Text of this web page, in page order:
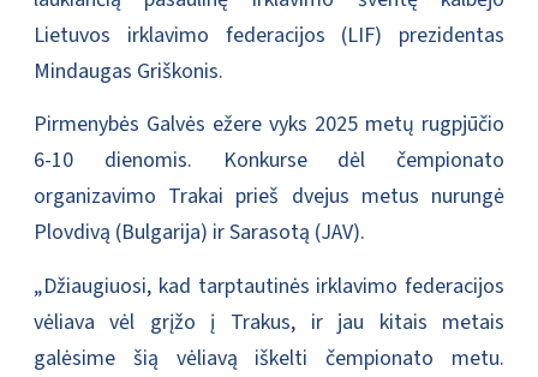
Lietuvos irklavimo federacijos (LIF) prezidentas
Mindaugas Griškonis.
Pirmenybės Galvės ežere vyks 2025 metų rugpjūčio
6-10 dienomis. Konkurse dėl čempionato
organizavimo Trakai prieš dvejus metus nurungė
Plovdivą (Bulgarija) ir Sarasotą (JAV).
„Džiaugiuosi, kad tarptautinės irklavimo federacijos
vėliava vėl grįžo į Trakus, ir jau kitais metais
galėsime šią vėliavą iškelti čempionato metu.